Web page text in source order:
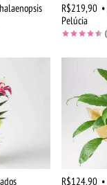
R$219,90 •
Pelúcia
R$124,90 •